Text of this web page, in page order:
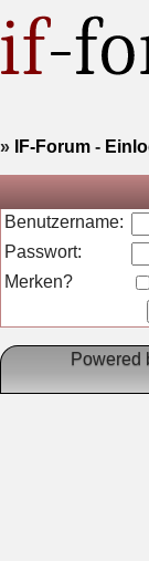
» IF-Forum -
Benutzername:
Passwort:
Merken?
Powered